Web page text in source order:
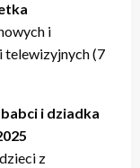
i
telewizyjnych (7
i dziadka
z